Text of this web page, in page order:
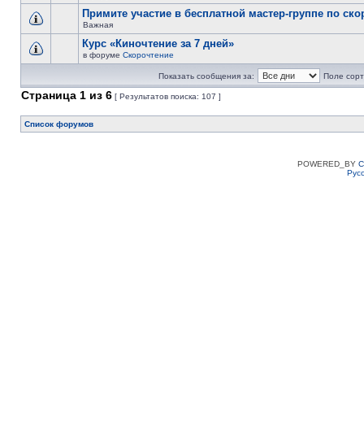
Примите участие в бесплатной мастер-группе по
Важная
Курс «Киночтение за 7 дней»
в форуме Скорочтение
Показать сообщения за: Поле
Страница 1 из 6 [ Результатов поиска: 107 ]
Список форумов
POWERED_BY